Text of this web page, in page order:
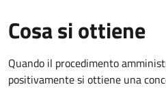
Cosa si ottiene
Quando il procedimento
positivamente si ottiene una